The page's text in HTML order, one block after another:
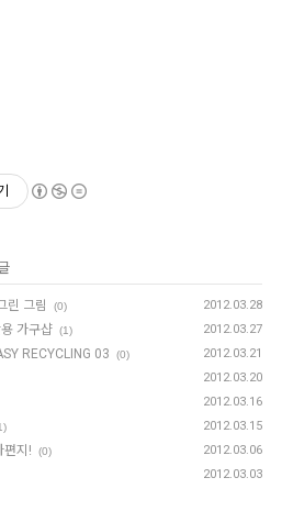
린 그림 (0) 2012.03.28
가구샵 (1) 2012.03.27
RECYCLING 03 (0) 2012.03.21
2012.03.20
2012.03.16
2012.03.15
편지! (0) 2012.03.06
2012.03.03